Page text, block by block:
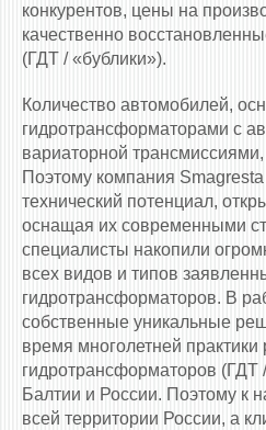
конкурентов, цены на
качественно
(ГДТ / «бублики»).
Количество автомобилей,
гидротрансформаторами c
вариаторной
Поэтому компания Smagresta
технический потенциал,
оснащая их современными
специалисты накопили
всех видов и типов
гидротрансформаторов. В
собственные уникальные
время многолетней
гидротрансформаторов (ГДТ
Балтии и России. Поэтому к
всей территории России, а